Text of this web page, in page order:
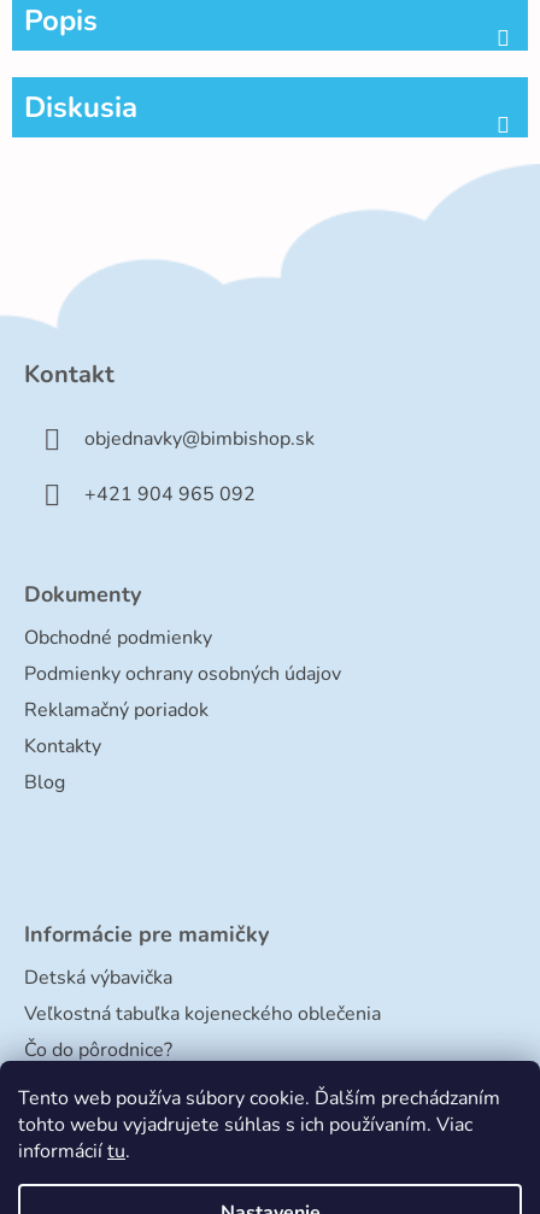
Tento web používa súbory cookie. Ďalším prechádzaním
tohto webu vyjadrujete súhlas s ich používaním. Viac
informáciítu.
Popis
Diskusia
Kontakt
objednavky@bimbishop.sk
+421 904 965 092
Dokumenty
Obchodné podmienky
Podmienky ochrany osobných údajov
Reklamačný poriadok
Kontakty
Blog
Informácie pre mamičky
Detská výbavička
Veľkostná tabuľka kojeneckého oblečenia
Čo do pôrodnice?
Veľkostná tabuľka papučiek